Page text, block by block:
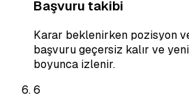
Başvuru takibi
Karar beklenirken pozisyon
başvuru geçersiz kalır ve
boyunca izlenir.
6